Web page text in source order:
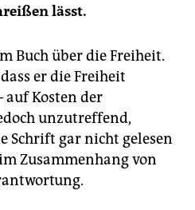
lässt.
Buch über die Freiheit.
er die Freiheit
Kosten der
unzutreffend,
Schrift gar nicht gelesen
Zusammenhang von